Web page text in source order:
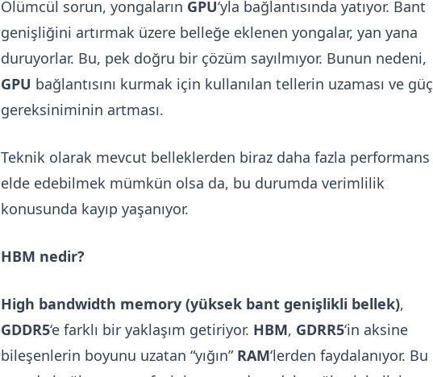
Ölümcül sorun, yongaların GPU‘yla bağlantısında yatıyor. Bant
genişliğini artırmak üzere belleğe eklenen yongalar, yan yana
duruyorlar. Bu, pek doğru bir çözüm sayılmıyor. Bunun nedeni,
GPU bağlantısını kurmak için kullanılan tellerin uzaması ve güç
gereksiniminin artması.
Teknik olarak mevcut belleklerden biraz daha fazla performans
elde edebilmek mümkün olsa da, bu durumda verimlilik
konusunda kayıp yaşanıyor.
HBM nedir?
High bandwidth memory (yüksek bant genişlikli bellek),
GDDR5‘e farklı bir yaklaşım getiriyor. HBM, GDRR5‘in aksine
bileşenlerin boyunu uzatan “yığın”RAM‘lerden faydalanıyor. Bu